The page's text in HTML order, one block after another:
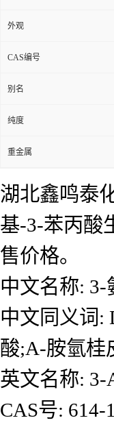
外观
CAS编号
别名
纯度
重金属
湖北鑫鸣泰
基-3-苯丙酸
售价格。
中文名称: 3-
中文同义词:
酸;Α-胺氫桂
英文名称: 3-
CAS号: 614-